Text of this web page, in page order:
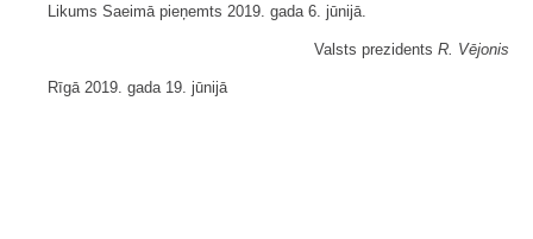
Likums Saeimā pieņemts 2019. gada 6. jūnijā.
Valsts prezidents R. Vējonis
Rīgā 2019. gada 19. jūnijā